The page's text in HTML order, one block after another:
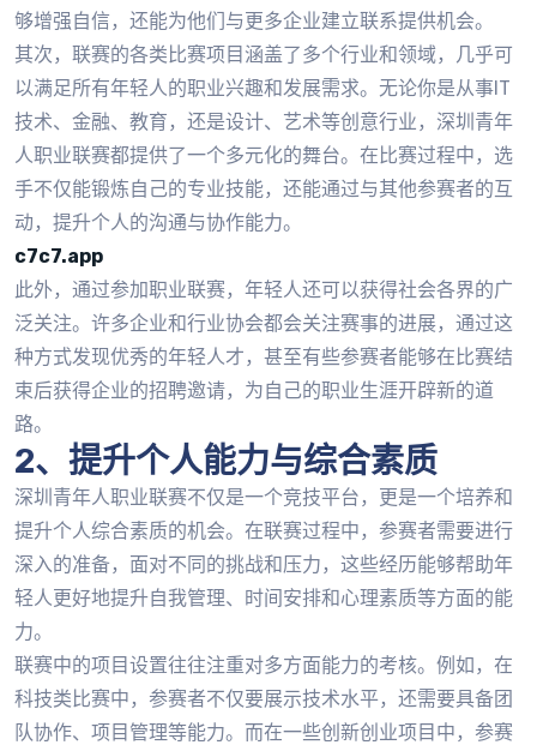
够增强自信，还能为他们与更多企业建立联系提供机会。
其次，联赛的各类比赛项目涵盖了多个行业和领域，几乎可
以满足所有年轻人的职业兴趣和发展需求。无论你是从事IT
技术、金融、教育，还是设计、艺术等创意行业，深圳青年
人职业联赛都提供了一个多元化的舞台。在比赛过程中，选
手不仅能锻炼自己的专业技能，还能通过与其他参赛者的互
动，提升个人的沟通与协作能力。
c7c7.app
此外，通过参加职业联赛，年轻人还可以获得社会各界的广
泛关注。许多企业和行业协会都会关注赛事的进展，通过这
种方式发现优秀的年轻人才，甚至有些参赛者能够在比赛结
束后获得企业的招聘邀请，为自己的职业生涯开辟新的道
路。
2、提升个人能力与综合素质
深圳青年人职业联赛不仅是一个竞技平台，更是一个培养和
提升个人综合素质的机会。在联赛过程中，参赛者需要进行
深入的准备，面对不同的挑战和压力，这些经历能够帮助年
轻人更好地提升自我管理、时间安排和心理素质等方面的能
力。
联赛中的项目设置往往注重对多方面能力的考核。例如，在
科技类比赛中，参赛者不仅要展示技术水平，还需要具备团
队协作、项目管理等能力。而在一些创新创业项目中，参赛